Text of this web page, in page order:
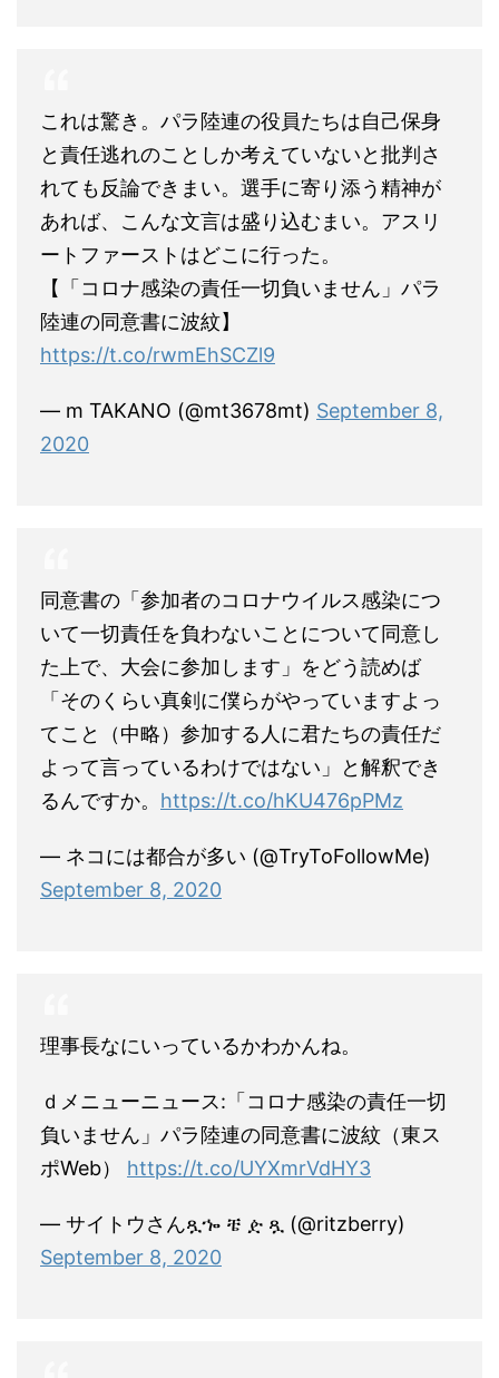
これは驚き。パラ陸連の役員たちは自己保身
と責任逃れのことしか考えていないと批判さ
れても反論できまい。選手に寄り添う精神が
あれば、こんな文言は盛り込むまい。アスリ
ートファーストはどこに行った。
【「コロナ感染の責任一切負いません」パラ
陸連の同意書に波紋】
https://t.co/rwmEhSCZl9
— m TAKANO (@mt3678mt) September 8,
2020
同意書の「参加者のコロナウイルス感染につ
いて一切責任を負わないことについて同意し
た上で、大会に参加します」をどう読めば
「そのくらい真剣に僕らがやっていますよっ
てこと（中略）参加する人に君たちの責任だ
よって言っているわけではない」と解釈でき
るんですか。 https://t.co/hKU476pPMz
— ネコには都合が多い (@TryToFollowMe)
September 8, 2020
理事長なにいっているかわかんね。
ｄメニューニュース:「コロナ感染の責任一切
負いません」パラ陸連の同意書に波紋（東ス
ポWeb） https://t.co/UYXmrVdHY3
— サイトウさんጿኈ ቼ ዽ ጿ (@ritzberry)
September 8, 2020